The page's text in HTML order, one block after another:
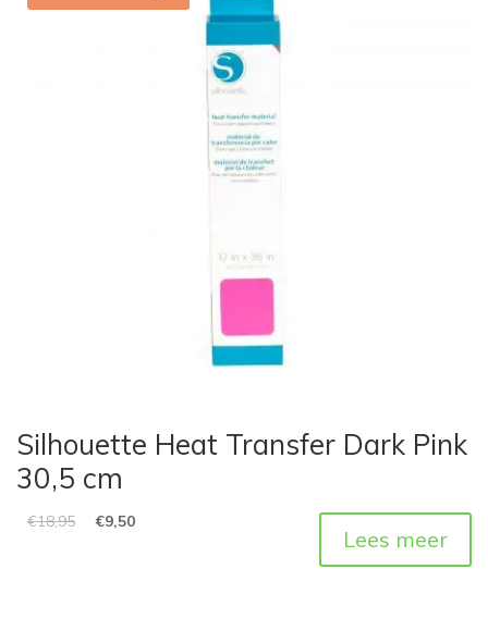
Silhouette Heat Transfer Dark Pink
30,5 cm
€18,95 €9,50
Lees meer